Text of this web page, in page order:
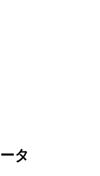
タ